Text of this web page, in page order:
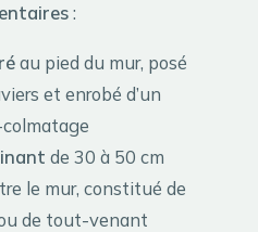
:
au pied du mur, posé
et enrobé d’un
de 30 à 50 cm
le mur, constitué de
de tout-venant